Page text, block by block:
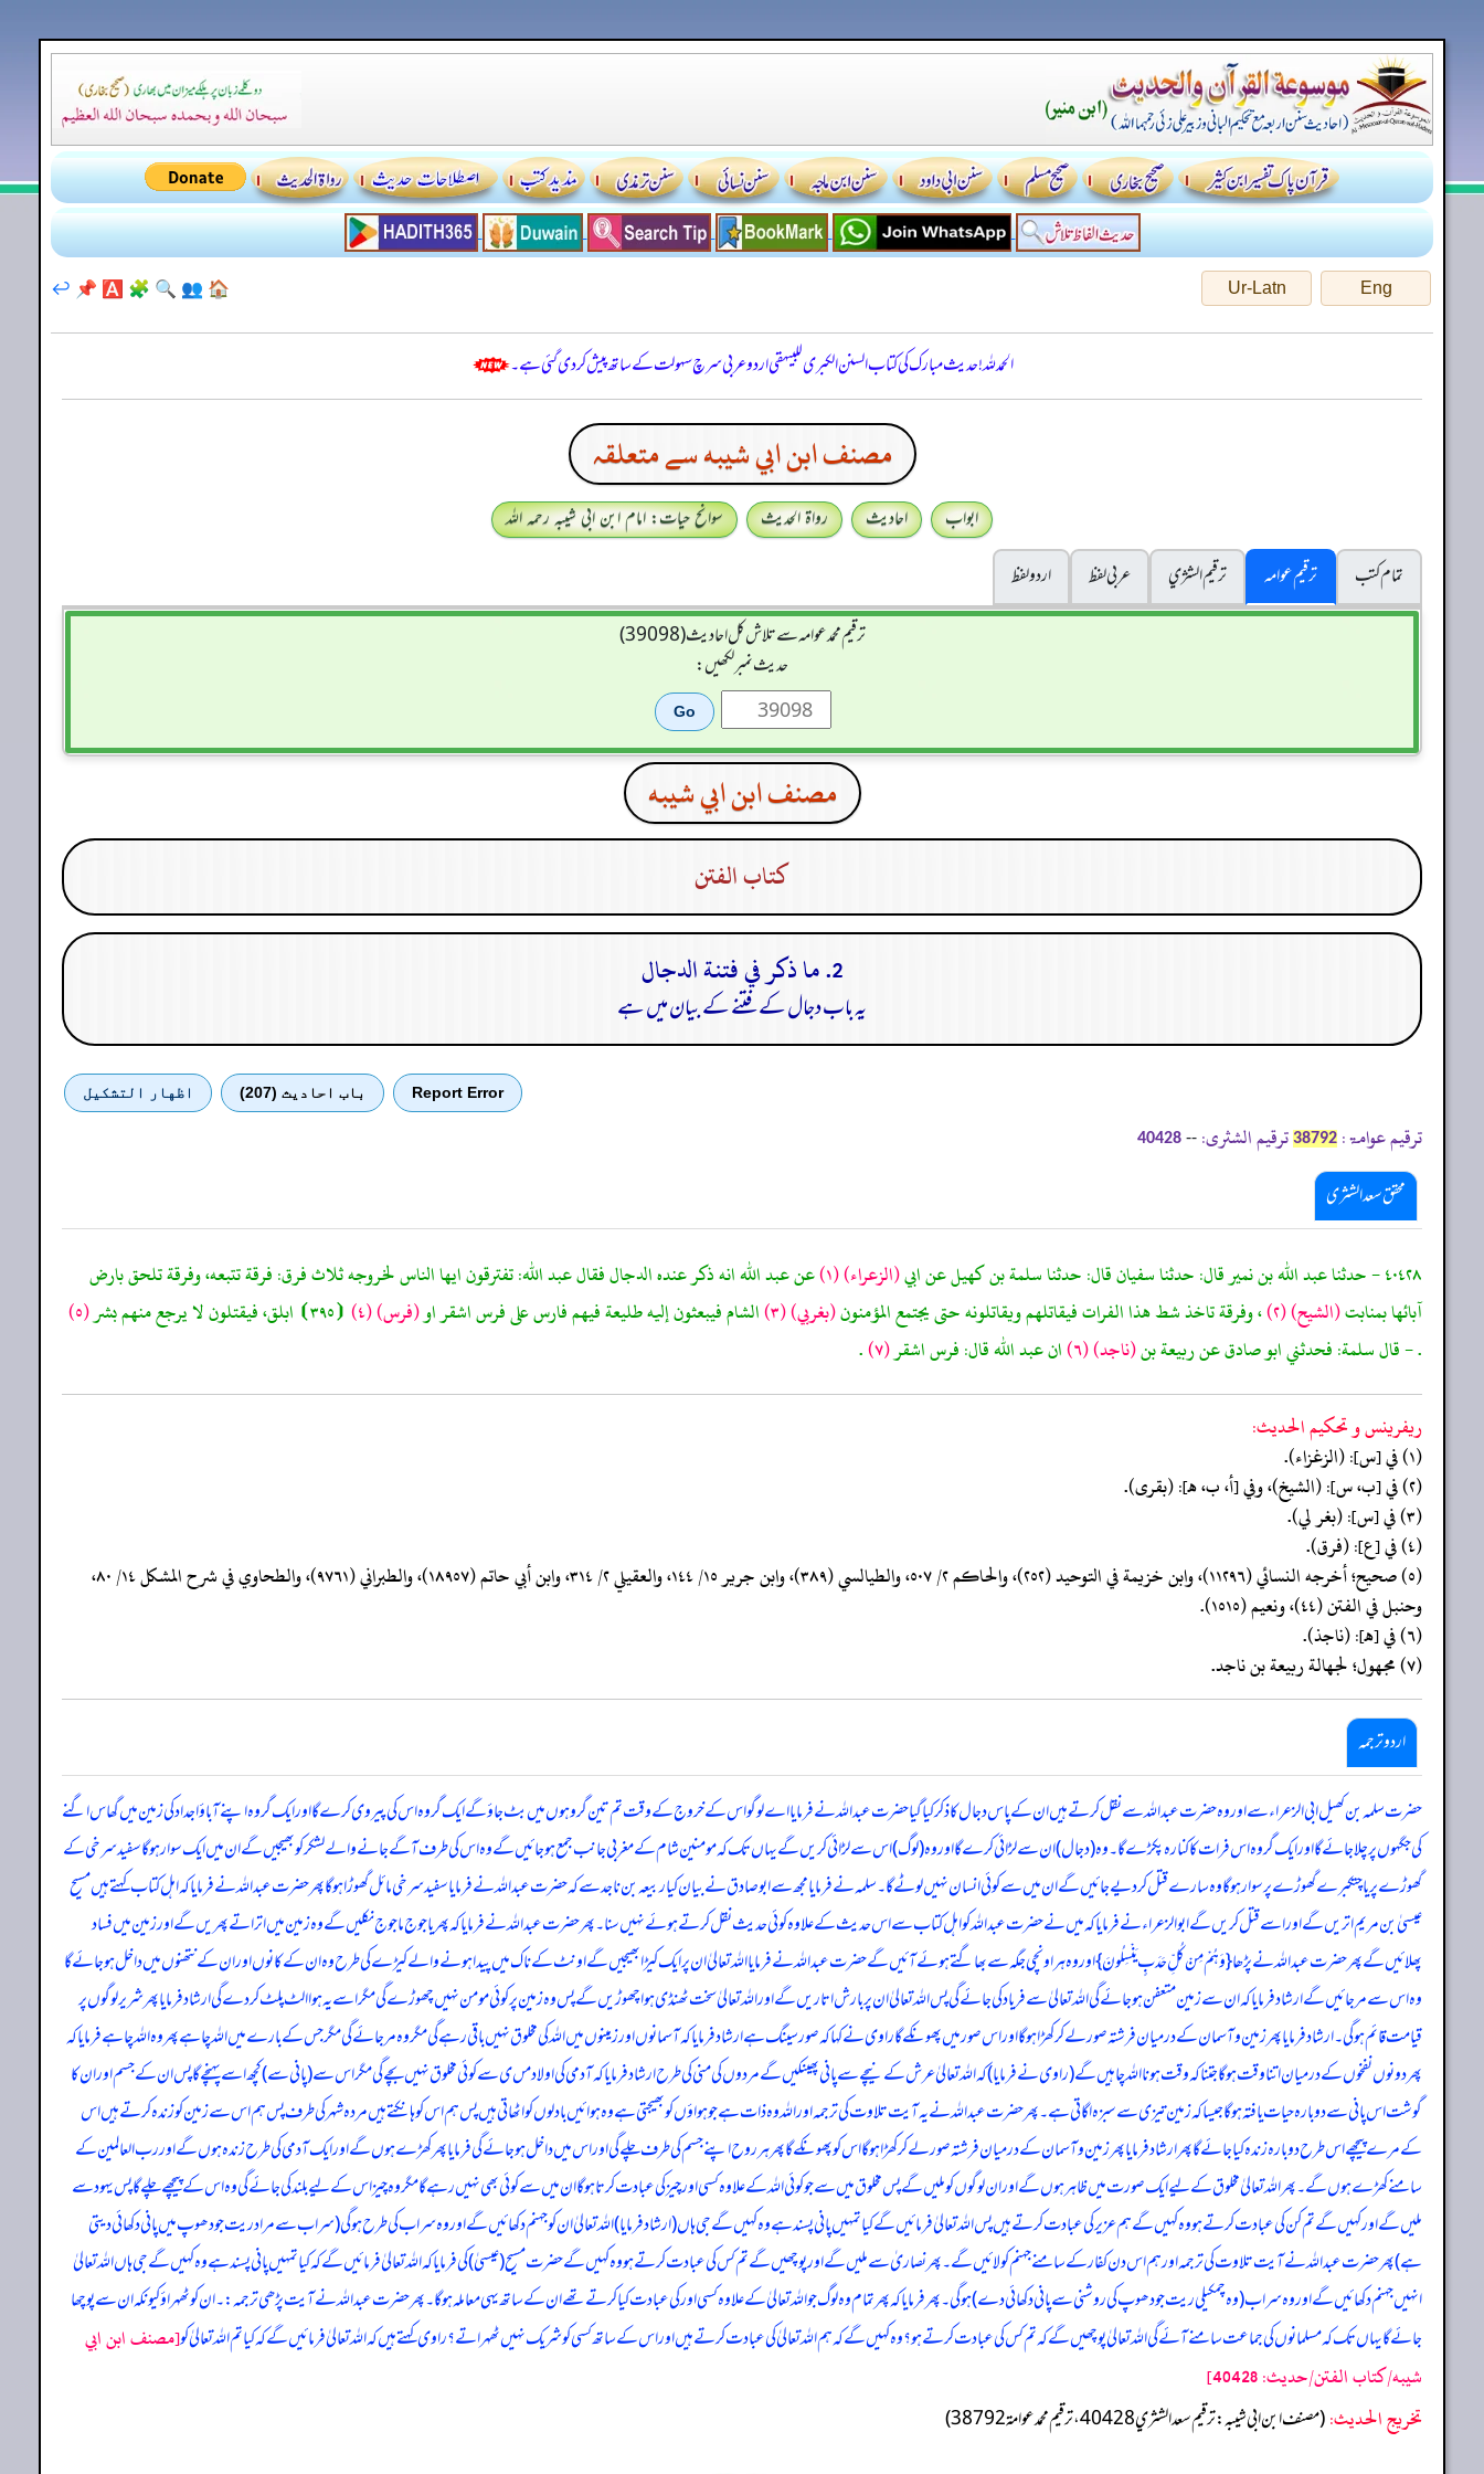
Eng
Ur-Latn
🏠
👥
🔍
🧩
🅰️
📌
↩️
الحمدللہ! حدیث مبارک کی کتاب السنن الكبرى للبيهقي اردو عربی سرچ سہولت کے ساتھ پیش کر دی گئی ہے۔
مصنف ابن ابي شيبه سے متعلقہ
ابواب احادیث رواۃ الحدیث
سوانح حیات: امام ابن ابی شیبہ رحمہ اللہ
تمام کتب
ترقیم عوامہ ترقيم الشژي عربی لفظ
اردو لفظ
ترقیم محمدعوامہ سے تلاش کل احادیث (39098)
حدیث نمبر لکھیں:
مصنف ابن ابي شيبه
كتاب الفتن
2. ما ذكر في فتنة الدجال
یہ باب دجال کے فتنے کے بیان میں ہے
Report Error باب احادیث (207) اظهار التشكيل
ترقیم عوامۃ: 38792 ترقیم الشثری: --
40428
محقق سعد الشثری
٤٠٤٢٨ - حدثنا عبد الله بن نمير قال: حدثنا سفيان قال: حدثنا سلمة بن كهيل عن ابي (الزعراء)(١) عن عبد الله انه ذكر عنده الدجال فقال عبد الله: تفترقون ايها الناس لخروجه ثلاث فرق: فرقة تتبعه، وفرقة تلحق بارض
آبائها بمنابت(الشيح)(٢) ، وفرقة تاخذ شط هذا الفرات فيقاتلهم ويقاتلونه حتى يجتمع المؤمنون(بغربي)(٣) الشام فيبعثون إليه طليعة فيهم فارس على فرس اشقر او(فرس)(٤) ⦗٣٩٥⦘ ابلق، فيقتلون لا يرجع منهم بشر
(٥)
. - قال سلمة: فحدثني ابو صادق عن ربيعة بن(ناجد)(٦) ان عبد الله قال: فرس اشقر(٧) .
ريفرينس و تحكيم الحدیث:
(١) في [س]: (الزغزاء).
(٢) في [ب، س]: (الشيخ)، وفي [أ، ب، هـ]: (بقرى).
(٣) في [س]: (بغر لي).
(٤) في [ع]: (فرق).
(٥) صحيح؛ أخرجه النسائي (١١٢٩٦)، وابن خزيمة في التوحيد (٢٥٢)، والحاكم ٢/ ٥٠٧، والطيالسي (٣٨٩)، وابن جرير ١٥/ ١٤٤، والعقيلي ٢/ ٣١٤، وابن أبي حاتم (١٨٩٥٧)، والطبراني (٩٧٦١)، والطحاوي في شرح المشكل ١٤/ ٨٠،
وحنبل في الفتن (٤٤)، ونعيم (١٥١٥).
(٦) في [هـ]: (ناجذ).
(٧) مجهول؛ لجهالة ربيعة بن ناجد.
اردو ترجمہ
حضرت سلمہ بن کھیل ابی الزعراء سے اور وہ حضرت عبداللہ سے نقل کرتے ہیں ان کے پاس دجال کا ذکر کیا گیا حضرت عبداللہ نے فرمایا اے لوگو اس کے خروج کے وقت تم تین گروہوں میں بٹ جاؤ گے ایک گروہ اس کی پیروی کرے گا اور ایک گروہ اپنے آباؤ اجداد کی زمین میں گھاس اگنے
کی جگہوں پر چلاجائے گا اور ایک گروہ اس فرات کا کنارہ پکڑے گا۔ وہ (دجال) ان سے لڑائی کرے گا اور وہ (لوگ) اس سے لڑائی کریں گے یہاں تک کہ مومنین شام کے مغربی جانب جمع ہوجائیں گے وہ اس کی طرف آگے جانے والے لشکر کو بھیجیں گے ان میں ایک سوار ہوگا سفید سرخی کے
گھوڑے پر یا چتکبرے گھوڑے پر سوار ہوگا وہ سارے قتل کردیے جائیں گے ان میں سے کوئی انسان نہیں لوٹے گا۔ سلمہ نے فرمایا مجھ سے ابو صادق نے بیان کیا ربیعہ بن ناجد سے کہ حضرت عبداللہ نے فرمایا سفید سرخی مائل گھوڑا ہوگا پھر حضر ت عبداللہ نے فرمایا کہ اہل کتاب کہتے ہیں مسیح
عیسیٰ بن مریم اتریں گے اور اسے قتل کریں گے ابو الزعراء نے فرمایا کہ میں نے حضرت عبداللہ کو اہل کتاب سے اس حدیث کے علاوہ کوئی حدیث نقل کرتے ہوئے نہیں سنا۔ پھر حضرت عبداللہ نے فرمایا کہ پھر یاجوج ماجوج نکلیں گے وہ زمین میں اتراتے پھریں گے اور زمین میں فساد
پھلائیں گے پھر حضرت عبداللہ نے پڑھا { وَہُمْ مِنْ کُلِّ حَدَبٍ یَنْسِلُونَ } اور وہ ہر اونچی جگہ سے بھاگتے ہوئے آئیں گے حضرت عبداللہ نے فرمایا اللہ تعالیٰ ان پر ایک کیڑابھیجیں گے اونٹ کے ناک میں پیدا ہونے والے کیڑے کی طرح وہ ان کے کانوں اور ان کے نتھنوں میں داخل ہوجائے گا
وہ اس سے مرجائیں گے ارشاد فرمایا کہ ان سے زمین متعفن ہوجائے گی اللہ تعالیٰ سے فریاد کی جائے گی پس اللہ تعالیٰ ان پر بارش اتاریں گے اور اللہ تعالیٰ سخت ٹھنڈی ہوا چھوڑیں گے پس وہ زمین پر کوئی مومن نہیں چھوڑے گی مگر اسے یہ ہوا الٹ پلٹ کر دے گی ارشاد فرمایا پھر شریر لوگوں پر
قیامت قائم ہوگی۔ ارشاد فرمایا پھر زمین و آسمان کے درمیان فرشتہ صور لے کر کھڑا ہوگا اور اس صور میں پھونکے گا راوی نے کہا کہ صور سینگ ہے ارشاد فرمایا کہ آسمانوں اور زمینوں میں اللہ کی مخلوق نہیں باقی رہے گی مگر وہ مرجائے گی مگر جس کے بارے میں اللہ چاہے پھر وہ اللہ چاہے فرمایا کہ
پھر دونوں نفخوں کے درمیان اتنا وقت ہوگا جتنا کہ وقت ہونا اللہ چاہیں گے (راوی نے فرمایا) کہ اللہ تعالیٰ عرش کے نیچے سے پانی پھینکیں گے مردوں کی منی کی طرح ارشاد فرمایا کہ آدمی کی اولاد مں ی سے کوئی مخلوق نہیں بچے گی مگر اس سے (پانی سے) کچھ اسے پہنچے گا پس ان کے جسم اور ان کا
گوشت اس پانی سے دوبارہ حیات یافتہ ہوگا جیسا کہ زمین تیزی سے سبزہ اگاتی ہے۔ پھر حضرت عبداللہ نے یہ آیت تلاوت کی ترجمہ اور اللہ وہ ذات ہے جو ہواؤں کو بھیجتی ہے وہ ہوائیں بادلوں کو اٹھاتی ہیں پس ہم اس کو ہانکتے ہیں مردہ شہر کی طرف پس ہم اس سے زمین کو زندہ کرتے ہیں اس
کے مرے پیچھے اس طرح دوبارہ زندہ کیا جائے گا پھر ارشاد فرمایا پھر زمین و آسمان کے درمیان فرشتہ صور لے کر کھڑا ہوگا اس کو پھونکے گا پھر ہر روح اپنے جسم کی طرف چلے گی اور اس میں داخل ہوجائے گی فرمایا پھر کھڑے ہوں گے اور ایک آدمی کی طرح زندہ ہوں گے اور رب العالمین کے
سامنے کھڑے ہوں گے۔ پھر اللہ تعالیٰ مخلوق کے لیے ایک صورت میں ظاہر ہوں گے اور ان لوگوں کو ملیں گے پس مخلوق میں سے جو کوئی اللہ کے علاوہ کسی اور چیز کی عبادت کرتا ہوگا ان میں سے کوئی بھی نہیں رہے گا مگر وہ چیز اس کے لیے بلند کی جائے گی وہ اس کے پیچھے چلے گا پس یہود سے
ملیں گے اور کہیں گے تم کن کی عبادت کرتے ہو وہ کہیں گے ہم عزیر کی عبادت کرتے ہیں پس اللہ تعالیٰ فرمائیں گے کیا تمہیں پانی پسند ہے وہ کہیں گے جی ہاں (ارشاد فرمایا) اللہ تعالیٰ ان کو جہنم دکھائیں گے اور وہ سراب کی طرح ہوگی (سراب سے مراد ریت جو دھوپ میں پانی دکھائی دیتی
ہے) پھر حضرت عبداللہ نے آیت تلاوت کی ترجمہ اور ہم اس دن کفار کے سامنے جہنم کو لائیں گے۔ پھر نصاریٰ سے ملیں گے اور پوچھیں گے تم کس کی عبادت کرتے ہو وہ کہیں گے حضرت مسیح (عیسیٰ) کی فرمایا کہ اللہ تعالیٰ فرمائیں گے کہ کیا تمہیں پانی پسند ہے وہ کہیں گے جی ہاں اللہ تعالیٰ
انہیں جہنم دکھائیں گے اور وہ سراب (وہ چمکیلی ریت جو دھوپ کی روشنی سے پانی دکھائی دے) ہوگی۔ پھر فرمایا کہ پھر تمام وہ لوگ جو اللہ تعالیٰ کے علاوہ کسی اور کی عبادت کیا کرتے تھے ان کے ساتھ یہی معاملہ ہوگا۔ پھر حضرت عبداللہ نے آیت پڑھی ترجمہ:۔ ان کو ٹھہراؤ کیونکہ ان سے پوچھا
جائے گا یہاں تک کہ مسلمانوں کی جماعت سامنے آئے گی اللہ تعالیٰ پوچھیں گے کہ تم کس کی عبادت کرتے ہو؟ وہ کہیں گے کہ ہم اللہ تعالیٰ کی عبادت کرتے ہیں اور اس کے ساتھ کسی کو شریک نہیں ٹھہراتے؟ راوی کہتے ہیں کہ اللہ تعالیٰ فرمائیں گے کہ کیا تم اللہ تعالیٰ کو[مصنف ابن ابي
شيبه/كتاب الفتن/حدیث: 40428]
تخریج الحدیث:(مصنف ابن ابي شيبه: ترقيم سعد الشثري 40428، ترقيم محمد عوامة 38792)